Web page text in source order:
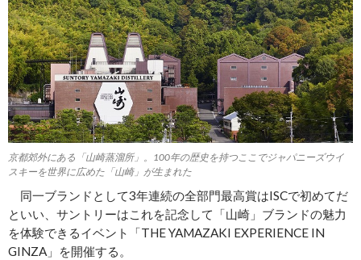
京都郊外にある「山崎蒸溜所」。100年の歴史を持つここでジャパニーズウイ
スキーを世界に広めた「山崎」が生まれた
同一ブランドとして3年連続の全部門最高賞はISCで初めてだ
といい、サントリーはこれを記念して「山崎」ブランドの魅力
を体験できるイベント「THE YAMAZAKI EXPERIENCE IN
GINZA」を開催する。